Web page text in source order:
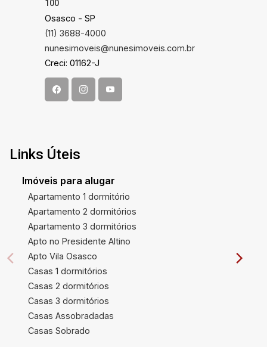
100
Osasco - SP
(11) 3688-4000
nunesimoveis@nunesimoveis.com.br
Creci: 01162-J
Links Úteis
Imóveis para alugar
Apartamento 1 dormitório
Apartamento 2 dormitórios
Apartamento 3 dormitórios
Apto no Presidente Altino
Apto Vila Osasco
Casas 1 dormitórios
Casas 2 dormitórios
Casas 3 dormitórios
Casas Assobradadas
Casas Sobrado